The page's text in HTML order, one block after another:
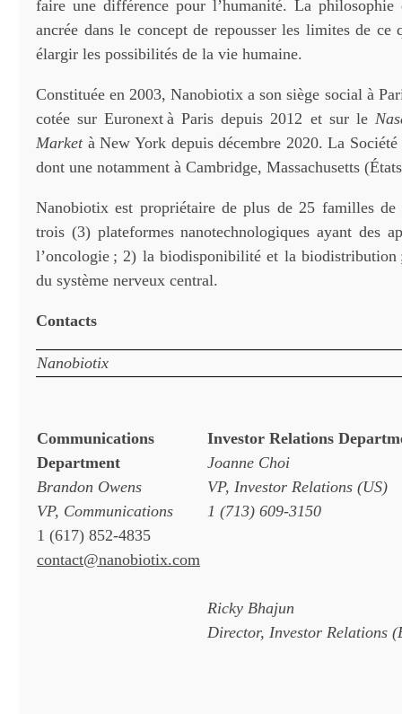
faire une différence pour l’humanité. La philosophie
ancrée dans le concept de repousser les limites de ce
élargir les possibilités de la vie humaine.
Constituée en 2003, Nanobiotix a son siège social à
cotée sur Euronext à Paris depuis 2012 et sur le
Marketà New York depuis décembre 2020. La
dont une notamment à Cambridge, Massachusetts
Nanobiotix est propriétaire de plus de 25 familles de
trois (3) plateformes nanotechnologiques ayant des
l’oncologie ; 2) la biodisponibilité et la biodistribution
du système nerveux central.
Contacts
Nanobiotix
Communications
Department
Brandon Owens
VP, Communications
1 (617) 852-4835
contact@nanobiotix.com
Investor Relations
Joanne Choi
VP, Investor Relations (US)
1 (713) 609-3150
Ricky Bhajun
Director, Investor Relations